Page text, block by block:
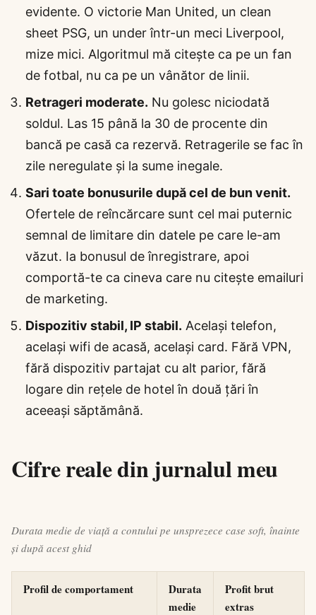
evidente. O victorie Man United, un clean
sheet PSG, un under într-un meci Liverpool,
mize mici. Algoritmul mă citește ca pe un fan
de fotbal, nu ca pe un vânător de linii.
Retrageri moderate. Nu golesc niciodată
soldul. Las 15 până la 30 de procente din
bancă pe casă ca rezervă. Retragerile se fac în
zile neregulate și la sume inegale.
Sari toate bonusurile după cel de bun venit.
Ofertele de reîncărcare sunt cel mai puternic
semnal de limitare din datele pe care le-am
văzut. Ia bonusul de înregistrare, apoi
comportă-te ca cineva care nu citește emailuri
de marketing.
Dispozitiv stabil, IP stabil. Același telefon,
același wifi de acasă, același card. Fără VPN,
fără dispozitiv partajat cu alt parior, fără
logare din rețele de hotel în două țări în
aceeași săptămână.
Cifre reale din jurnalul meu
Durata medie de viață a contului pe unsprezece case soft, înainte
și după acest ghid
Profil de comportament
Durata
medie
Profit brut
extras